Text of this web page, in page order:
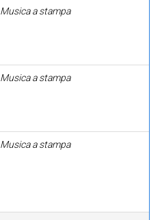
Musica a stampa
Musica a stampa
Musica a stampa